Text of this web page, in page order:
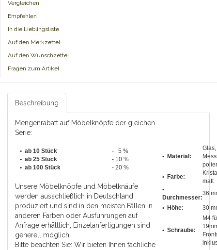
Vergleichen
Empfehlen
In die Lieblingsliste
Auf den Merkzettel
Auf den Wunschzettel
Fragen zum Artikel
Beschreibung
Mengenrabatt auf Möbelknöpfe der gleichen
Serie:
• ab 10 Stück
- 5 %
• ab 25 Stück
- 10 %
• ab 100 Stück - 20 %
Unsere Möbelknöpfe und Möbelknäufe
werden ausschließlich in Deutschland
produziert und sind in den meisten Fällen in
anderen Farben oder Ausführungen auf
Anfrage erhältlich, Einzelanfertigungen sind
generell möglich.
Bitte beachten Sie: Wir bieten Ihnen fachliche
• Material:
Glas,
• Farbe:
matt
•
Durchmesser:
36
• Höhe: 30
• Schraube:
M4